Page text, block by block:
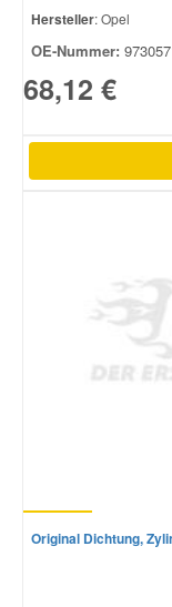
Hersteller: Opel
OE-Nummer:
68,12 €
Original Dichtung,